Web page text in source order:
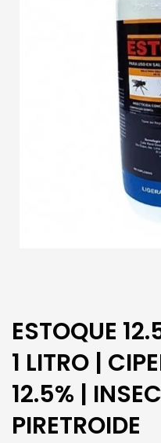
ESTOQUE
1 LITRO |
12.5% |
PIRETROIDE